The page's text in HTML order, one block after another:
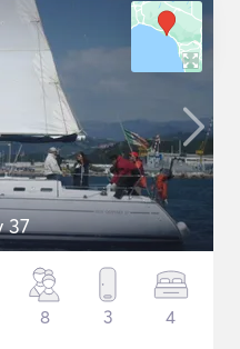
37
8 3 4